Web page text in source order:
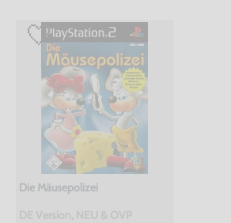
Die Mäusepolizei